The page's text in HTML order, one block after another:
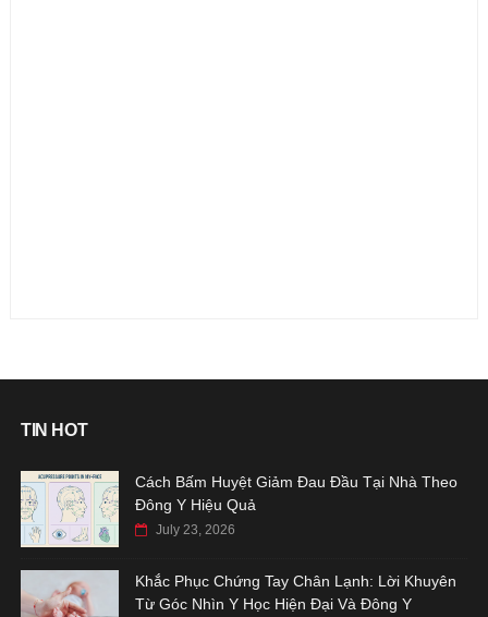
TIN HOT
Cách Bấm Huyệt Giảm Đau Đầu Tại Nhà Theo
Đông Y Hiệu Quả
July 23, 2026
Khắc Phục Chứng Tay Chân Lạnh: Lời Khuyên
Từ Góc Nhìn Y Học Hiện Đại Và Đông Y